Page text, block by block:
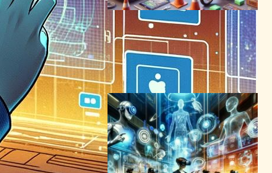
Questアプリ更新でVR安全境
界線無効化、開発者に新自由
度
VR/ARニュース
2024年7月4日22:19